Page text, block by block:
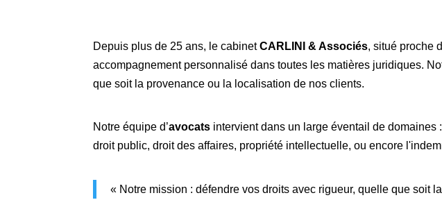
Depuis plus de 25 ans, le cabinetCARLINI & Associés, situé proche
accompagnement personnalisé dans toutes les matières juridiques.
que soit la provenance ou la localisation de nos clients.
Notre équipe d’avocats intervient dans un large éventail de
droit public, droit des affaires, propriété intellectuelle, ou encore
« Notre mission : défendre vos droits avec rigueur, quelle que soit